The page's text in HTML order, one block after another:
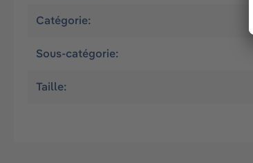
Catégorie:
Sous-catégorie:
Taille: